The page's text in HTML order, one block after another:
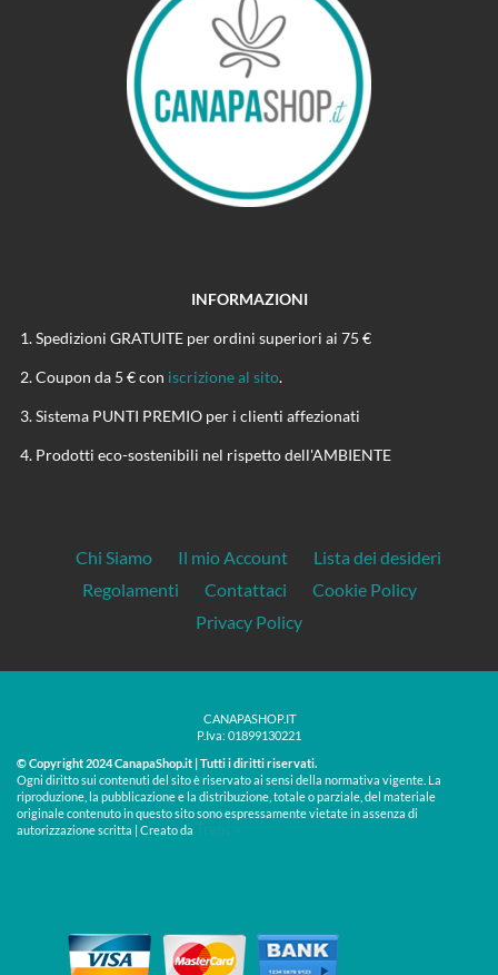
INFORMAZIONI
Spedizioni GRATUITE per ordini superiori ai 75 €
Coupon da 5 € con iscrizione al sito.
Sistema PUNTI PREMIO per i clienti affezionati
Prodotti eco-sostenibili nel rispetto dell'AMBIENTE
Chi Siamo Il mio Account
Lista dei desideri
Regolamenti
Contattaci
Cookie Policy
Privacy Policy
CANAPASHOP.IT
P.Iva: 01899130221
© Copyright 2024 CanapaShop.it | Tutti i diritti riservati.
Ogni diritto sui contenuti del sito è riservato ai sensi della normativa vigente. La
riproduzione, la pubblicazione e la distribuzione, totale o parziale, del materiale
originale contenuto in questo sito sono espressamente vietate in assenza di
autorizzazione scritta | Creato da